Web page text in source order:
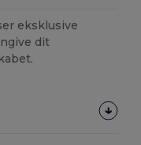
eksklusive
dit